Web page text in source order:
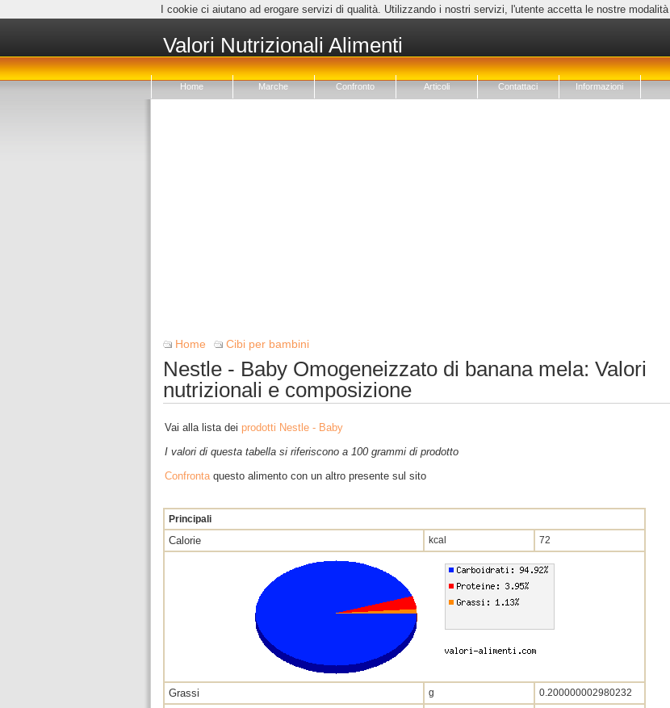
I cookie ci aiutano ad erogare servizi di qualità. Utilizzando i nostri servizi, l'utente accetta le nostre
Valori Nutrizionali Alimenti
Home Marche Confronto Articoli Contattaci Informazioni
Home Cibi per bambini
Nestle - Baby Omogeneizzato di banana mela: Valori
nutrizionali e composizione
Vai alla lista dei prodotti Nestle - Baby
I valori di questa tabella si riferiscono a 100 grammi di prodotto
Confrontaquesto alimento con un altro presente sul sito
Principali
Calorie kcal 72
Grassi g 0.200000002980232